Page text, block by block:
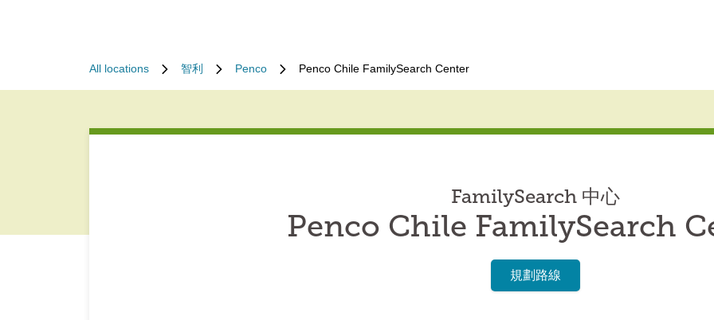
All locations 智利 Penco Penco Chile FamilySearch Center
FamilySearch 中心
Penco Chile FamilySearch
規劃路線